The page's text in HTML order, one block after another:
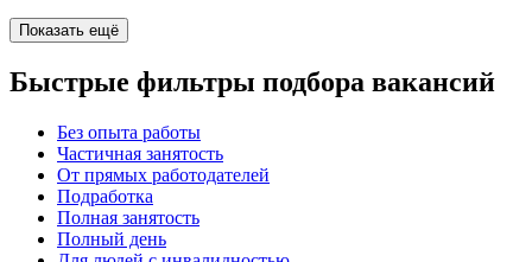
Показать ещё
Быстрые фильтры подбора вакансий
Без опыта работы
Частичная занятость
От прямых работодателей
Подработка
Полная занятость
Полный день